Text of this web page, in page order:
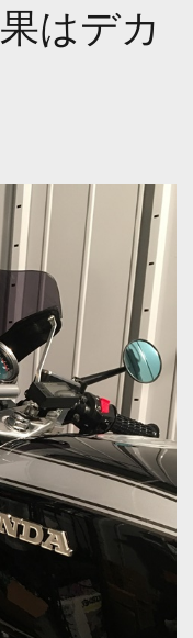
はデカ